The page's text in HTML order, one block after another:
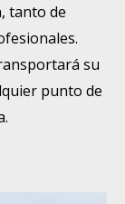
tanto de
su
punto de